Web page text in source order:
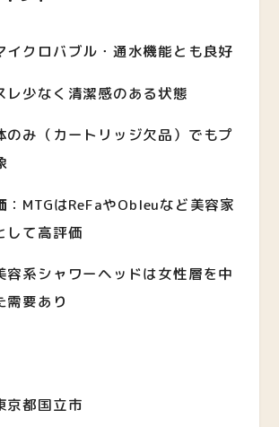
イクロバブル・通水機能とも良好
レ少なく清潔感のある状態
のみ（カートリッジ欠品）でもプ
：MTGはReFaやObleuなど美容家
して高評価
容系シャワーヘッドは女性層を中
需要あり
京都国立市